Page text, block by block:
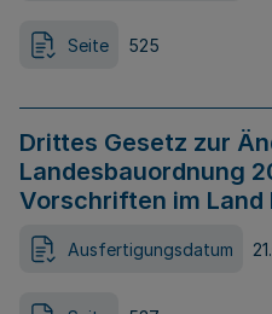
Seite 525
Drittes Gesetz zur
Landesbauordnung
Vorschriften im
Ausfertigungsdatum